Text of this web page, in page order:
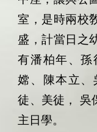
室，是時兩校
盛，計當日之
有潘柏年、孫
嫦、陳本立、
徒、美徒，
吳
主日學。